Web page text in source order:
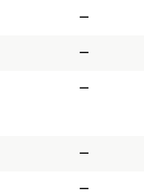
—
—
—
—
—